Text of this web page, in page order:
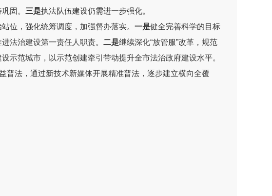
巩固 。 三是执法队伍建设仍需进一步强化。
位，强化统筹调度， 加强督办落实。 一是健全完善科学的目标
进法治建设第一责任人职责。 二是继续深化“放管服”改革 ， 规范
示范城市， 以示范创建牵引带动提升全市法治政府建设水平。
普法 ，通过新技术新媒体开展精准普法，逐步建立横向全覆